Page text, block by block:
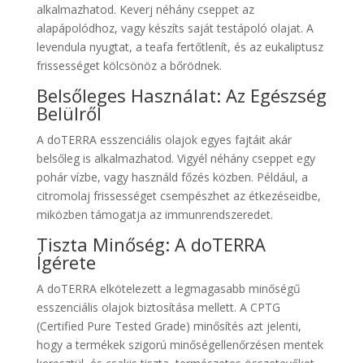
alkalmazhatod. Keverj néhány cseppet az
alapápolódhoz, vagy készíts saját testápoló olajat. A
levendula nyugtat, a teafa fertőtlenít, és az eukaliptusz
frissességet kölcsönöz a bőrödnek.
Belsőleges Használat: Az Egészség
Belülről
A doTERRA esszenciális olajok egyes fajtáit akár
belsőleg is alkalmazhatod. Vigyél néhány cseppet egy
pohár vízbe, vagy használd főzés közben. Például, a
citromolaj frissességet csempészhet az étkezéseidbe,
miközben támogatja az immunrendszeredet.
Tiszta Minőség: A doTERRA
Ígérete
A doTERRA elkötelezett a legmagasabb minőségű
esszenciális olajok biztosítása mellett. A CPTG
(Certified Pure Tested Grade) minősítés azt jelenti,
hogy a termékek szigorú minőségellenőrzésen mentek